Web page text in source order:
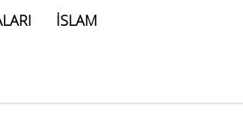
İSLAM